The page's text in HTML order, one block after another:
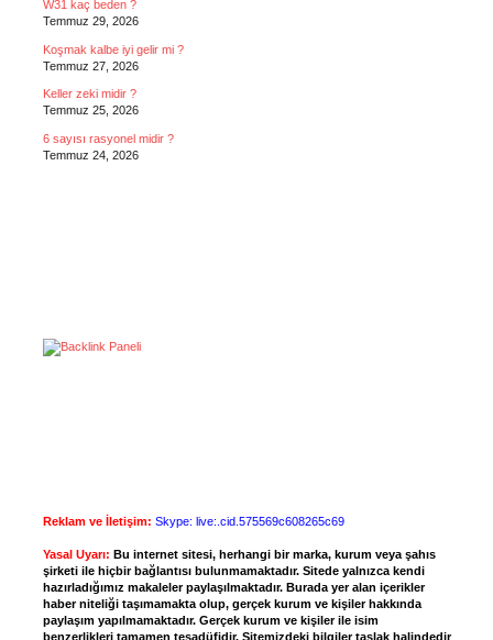
W31 kaç beden ?
Temmuz 29, 2026
Koşmak kalbe iyi gelir mi ?
Temmuz 27, 2026
Keller zeki midir ?
Temmuz 25, 2026
6 sayısı rasyonel midir ?
Temmuz 24, 2026
Reklam ve İletişim: Skype: live:.cid.575569c608265c69
Yasal Uyarı: Bu internet sitesi, herhangi bir marka, kurum veya şahıs
şirketi ile hiçbir bağlantısı bulunmamaktadır. Sitede yalnızca kendi
hazırladığımız makaleler paylaşılmaktadır. Burada yer alan içerikler
haber niteliği taşımamakta olup, gerçek kurum ve kişiler hakkında
paylaşım yapılmamaktadır. Gerçek kurum ve kişiler ile isim
benzerlikleri tamamen tesadüfidir. Sitemizdeki bilgiler taslak halindedir